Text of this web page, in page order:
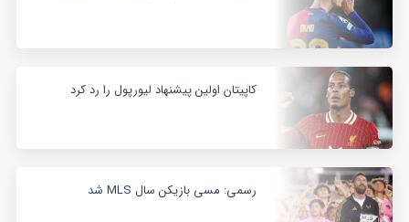
کاپیتان اولین پیشنهاد لیورپول را رد کرد
رسمی: مسی بازیکن سال MLS شد